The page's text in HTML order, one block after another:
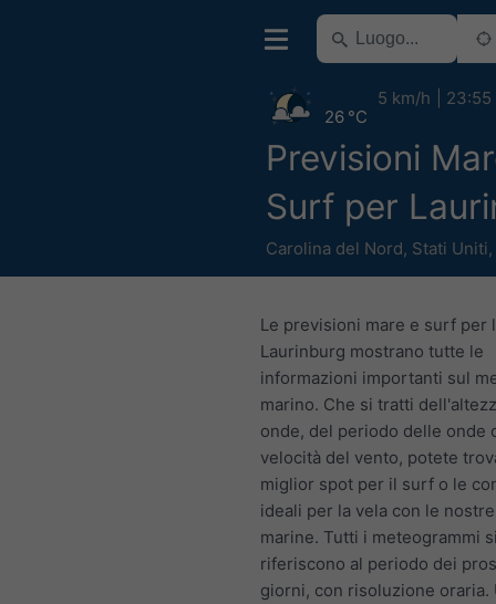
Previsioni
Surf per
Carolina del Nord, Stati Uniti,
26 °C
5 km/h 23:55
Le previsioni mare e surf per
Laurinburg mostrano tutte le
informazioni importanti sul
marino. Che si tratti
onde, del periodo delle onde
velocità del vento, potete
miglior spot per il surf o le
ideali per la vela con le
marine. Tutti i meteogrammi
riferiscono al periodo dei
giorni, con risoluzione oraria.